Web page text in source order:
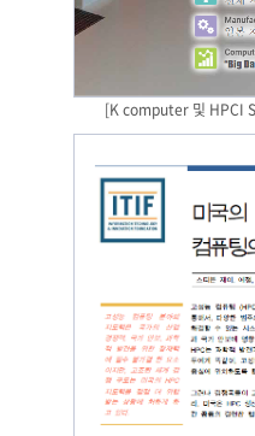
[K computer 및 HPCI